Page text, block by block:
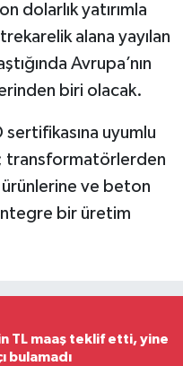
dolarlık yatırımla
alana yayılan
Avrupa’nın
biri olacak.
sertifikasına uyumlu
transformatörlerden
ve beton
bir üretim
TL maaş teklif etti, yine
bulamadı